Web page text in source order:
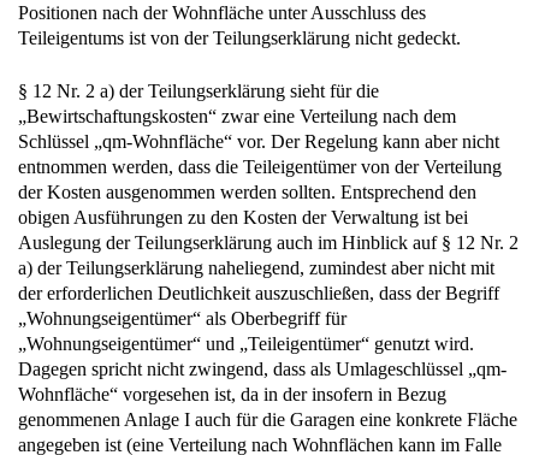
Positionen nach der Wohnfläche unter Ausschluss des
Teileigentums ist von der Teilungserklärung nicht gedeckt.
§ 12 Nr. 2 a) der Teilungserklärung sieht für die
„Bewirtschaftungskosten“ zwar eine Verteilung nach dem
Schlüssel „qm-Wohnfläche“ vor. Der Regelung kann aber nicht
entnommen werden, dass die Teileigentümer von der Verteilung
der Kosten ausgenommen werden sollten. Entsprechend den
obigen Ausführungen zu den Kosten der Verwaltung ist bei
Auslegung der Teilungserklärung auch im Hinblick auf § 12 Nr. 2
a) der Teilungserklärung naheliegend, zumindest aber nicht mit
der erforderlichen Deutlichkeit auszuschließen, dass der Begriff
„Wohnungseigentümer“ als Oberbegriff für
„Wohnungseigentümer“ und „Teileigentümer“ genutzt wird.
Dagegen spricht nicht zwingend, dass als Umlageschlüssel „qm-
Wohnfläche“ vorgesehen ist, da in der insofern in Bezug
genommenen Anlage I auch für die Garagen eine konkrete Fläche
angegeben ist (eine Verteilung nach Wohnflächen kann im Falle